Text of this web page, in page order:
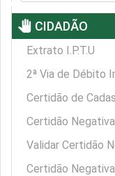
pan_tool CIDADÃO
Extrato I.P.T.U
2ª Via de Débito
Certidão de
Certidão
Validar Certidão
Certidão